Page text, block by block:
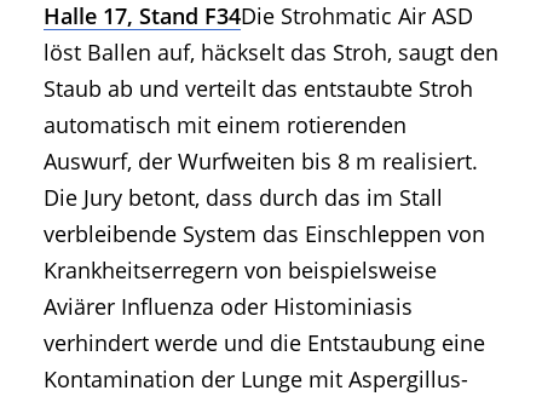
Halle 17, Stand F34Die Strohmatic Air ASD
löst Ballen auf, häckselt das Stroh, saugt den
Staub ab und verteilt das entstaubte Stroh
automatisch mit einem rotierenden
Auswurf, der Wurfweiten bis 8 m realisiert.
Die Jury betont, dass durch das im Stall
verbleibende System das Einschleppen von
Krankheitserregern von beispielsweise
Aviärer Influenza oder Histominiasis
verhindert werde und die Entstaubung eine
Kontamination der Lunge mit Aspergillus-